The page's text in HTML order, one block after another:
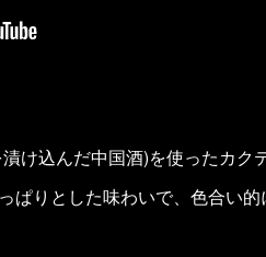
け込んだ中国酒)を使ったカクテ
ぱりとした味わいで、色合い的